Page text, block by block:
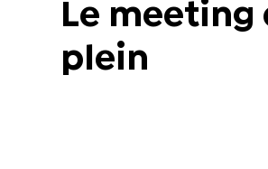
Le meeting
plein